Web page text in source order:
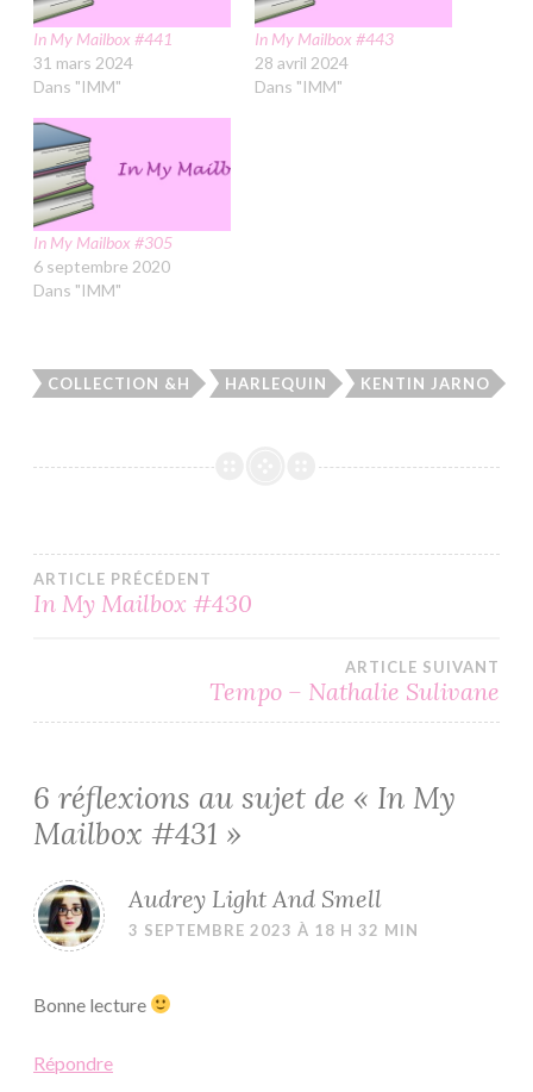
In My Mailbox #441
31 mars 2024
Dans "IMM"
In My Mailbox #443
28 avril 2024
Dans "IMM"
In My Mailbox #305
6 septembre 2020
Dans "IMM"
COLLECTION &H HARLEQUIN KENTIN JARNO
Navigation
ARTICLE PRÉCÉDENT
In My Mailbox #430
ARTICLE SUIVANT
Tempo – Nathalie Sulivane
6 réflexions au sujet de « In My
Mailbox #431 »
Audrey Light And Smell
3 SEPTEMBRE 2023 À 18 H 32 MIN
Bonne lecture
Répondre